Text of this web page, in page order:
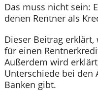
Das muss nicht sein:
denen Rentner als
Dieser Beitrag erklärt,
für einen
Außerdem wird
Unterschiede bei den
Banken gibt.